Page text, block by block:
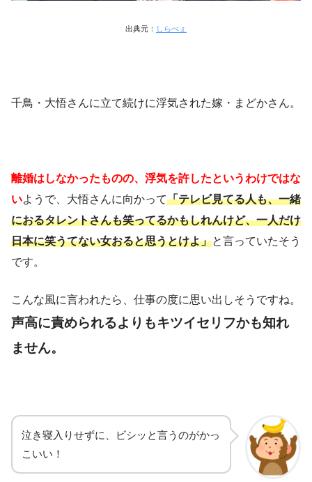
出典元： しらべぇ
千鳥・大悟さんに立て続けに浮気された嫁・まどかさん。
離婚はしなかったものの、浮気を許したというわけではな
いようで、大悟さんに向かって「テレビ見てる人も、一緒
におるタレントさんも笑ってるかもしれんけど、一人だけ
日本に笑うてない女おると思うとけよ」と言っていたそう
です。
こんな風に言われたら、仕事の度に思い出しそうですね。
声高に責められるよりもキツイセリフかも知れ
ません。
泣き寝入りせずに、ビシッと言うのがかっ
こいい！